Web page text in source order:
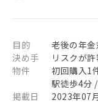
目的
老後の年金
決め手
リスクが
物件
初回購入1
駅徒歩4分
掲載日
2023年07